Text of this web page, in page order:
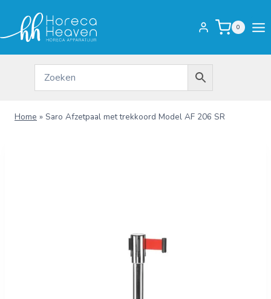
inhoud
0
Home » Saro Afzetpaal met trekkoord Model AF 206 SR